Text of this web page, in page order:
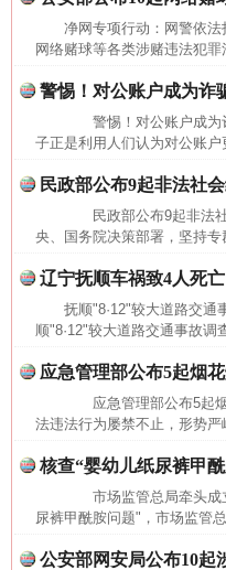
净网专项行动：网警依
网络赌球等各类涉赌违法犯
警惕！对公账户成为诈
警惕！对公账户成为
子正是利用人们认为对公账
民政部公布9起非法社
民政部公布9起非法社
央、国务院决策部署，坚持
辽宁抚顺车祸致4人死
抚顺"8·12"较大道路交
顺"8·12"较大道路交通事故
应急管理部公布5起烟
应急管理部公布5起烟
法违法行为屡禁不止，形势
核查“婴幼儿纸尿裤甲
市场监管总局牵头成
尿裤甲酰胺问题"，市场监管
公安部网安局公布10起
网上购药对药下